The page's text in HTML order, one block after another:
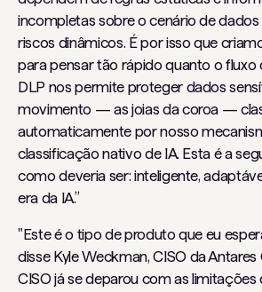
incompletas sobre o cenário de
riscos dinâmicos. É por isso que
para pensar tão rápido quanto o fluxo
DLP nos permite proteger dados
movimento — as joias da coroa —
automaticamente por nosso
classificação nativo de IA. Esta é a
como deveria ser: inteligente,
era da IA.”
"Este é o tipo de produto que eu
disse Kyle Weckman, CISO da Antares
CISO já se deparou com as limitações